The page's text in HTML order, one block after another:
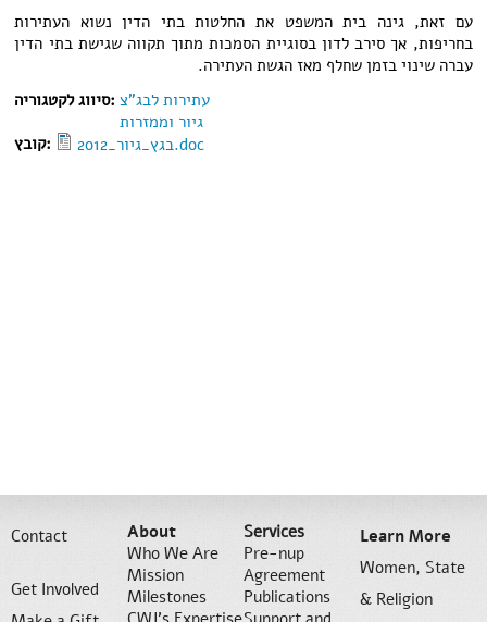
עם זאת, גינה בית המשפט את החלטות בתי הדין נשוא העתירות
בחריפות, אך סירב לדון בסוגיית הסמכות מתוך תקווה שגישת בתי הדין
עברה שינוי בזמן שחלף מאז הגשת העתירה.
סיווג לקטגוריה:עתירות לבג"צ
גיור וממזרות
קובץ:
בגץ_גיור_2012.doc
Contact
Get Involved
About
Who We Are
Mission
Milestones
Services
Pre-nup
Agreement
Publications
Learn More
Women, State
& Religion